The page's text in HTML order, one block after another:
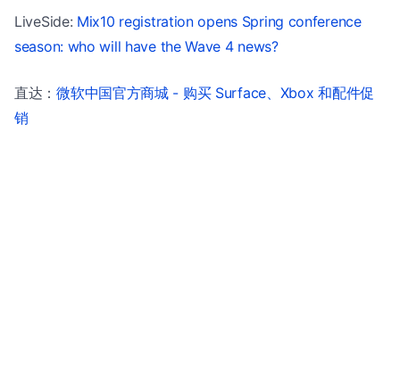
LiveSide: Mix10 registration opens Spring conference
season: who will have the Wave 4 news?
直达：微软中国官方商城 - 购买 Surface、Xbox 和配件促
销